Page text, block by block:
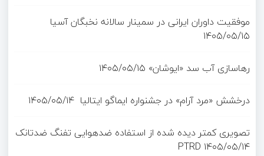
موفقیت داوران ایرانی در سمینار سالانه نخبگان آسیا
۱۴۰۵/۰۵/۱۵
رهاسازی آب سد «ایوشان» ۱۴۰۵/۰۵/۱۵
درخشش «مرد آرام» در جشنواره ایماگو ایتالیا ۱۴۰۵/۰۵/۱۴
تصویری کمتر دیده شده از استفاده ضدهوایی تفنگ ضدتانک
PTRD ۱۴۰۵/۰۵/۱۴